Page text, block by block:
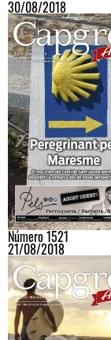
30/08/2018
Número 1521
21/08/2018